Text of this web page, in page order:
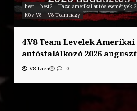
best best2 Hazai amerikai autós események
Köv V8
V8 Team nagy
4.V8 Team Levelek Amerikai
autóstalálkozó 2026
V8 Laca 0